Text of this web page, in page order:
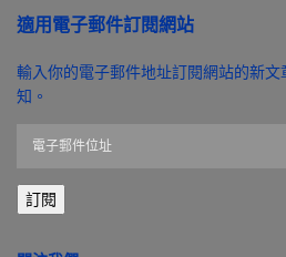
適用電子郵件訂閱網站
輸入你的電子郵件地址訂閱網站的新
知。
郵
件訂閱